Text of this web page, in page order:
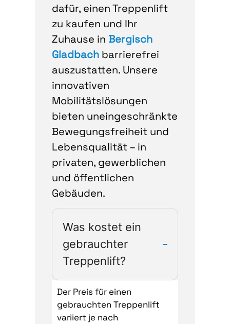
dafür, einen Treppenlift
zu kaufen und Ihr
Zuhause in Bergisch
Gladbach barrierefrei
auszustatten. Unsere
innovativen
Mobilitätslösungen
bieten uneingeschränkte
Bewegungsfreiheit und
Lebensqualität – in
privaten, gewerblichen
und öffentlichen
Gebäuden.
Was kostet ein
gebrauchter
Treppenlift?
Der Preis für einen
gebrauchten Treppenlift
variiert je nach